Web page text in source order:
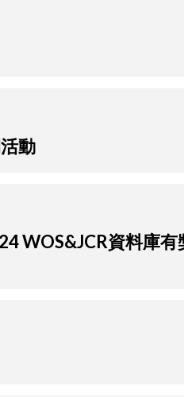
動
WOS&JCR資料庫有